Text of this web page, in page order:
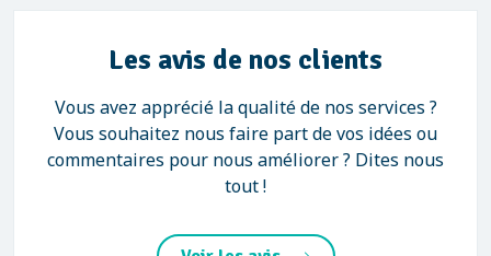
Les avis de nos clients
Vous avez apprécié la qualité de nos services ?
Vous souhaitez nous faire part de vos idées ou
commentaires pour nous améliorer ? Dites nous
tout !